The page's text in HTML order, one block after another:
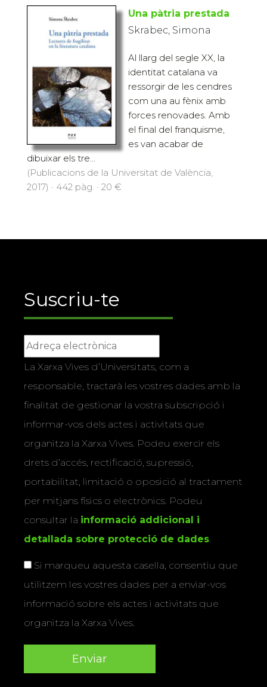
Una pàtria prestada
Skrabec, Simona
Al llarg del segle XX, la
identitat catalana va
ressorgir de les cendres
com una au fènix amb
forces renovades. Amb
el final del franquisme,
es van acabar de
dibuixar els tre...
(Publicacions de la Universitat de València,
2017) · 442 pàg. · 20 €
Suscriu-te
La Xarxa Vives d’Universitats, com a
responsable, tractarà les vostres dades amb la
finalitat de gestionar la vostra subscripció i
informar-vos dels actes i activitats que
organitza la Xarxa Vives. Podeu exercir els
drets d’accés, rectificació, supressió,
portabilitat, limitació o oposició al tractament
per mitjans físics o electrònics. Podeu
consultar la informació addicional i
detallada sobre protecció de dades.
Si marqueu aquesta casella, consentiu que
utilitzem les vostres dades per a enviar-vos
informació sobre els actes i activitats que
organitza la Xarxa Vives.